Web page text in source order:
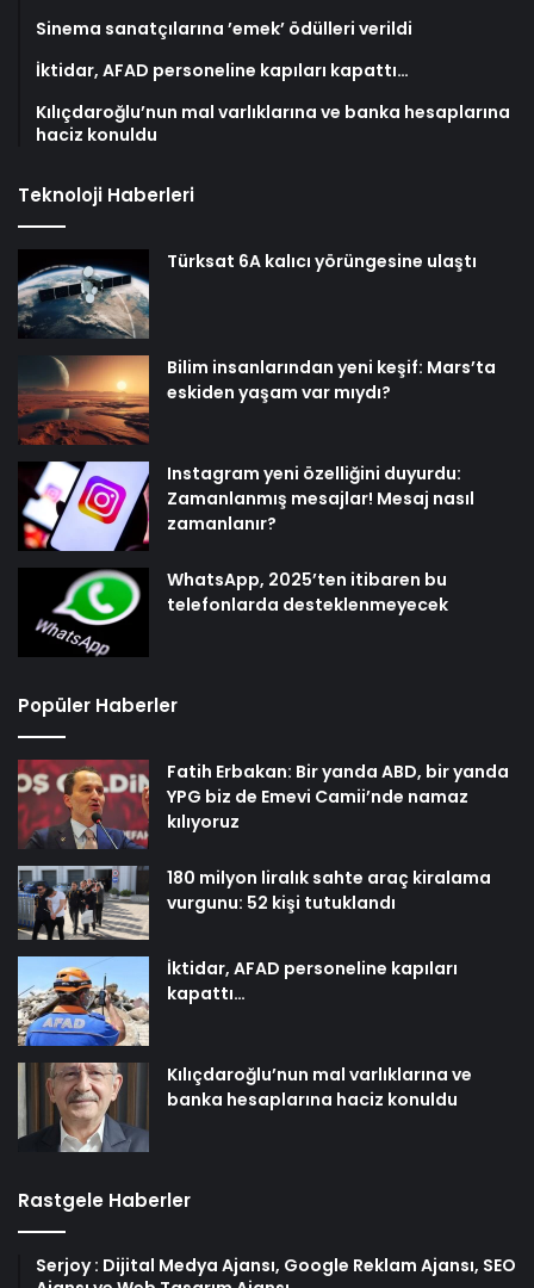
Sinema sanatçılarına ’emek’ ödülleri verildi
İktidar, AFAD personeline kapıları kapattı…
Kılıçdaroğlu’nun mal varlıklarına ve banka hesaplarına
haciz konuldu
Teknoloji Haberleri
Türksat 6A kalıcı yörüngesine ulaştı
Bilim insanlarından yeni keşif: Mars’ta
eskiden yaşam var mıydı?
Instagram yeni özelliğini duyurdu:
Zamanlanmış mesajlar! Mesaj nasıl
zamanlanır?
WhatsApp, 2025’ten itibaren bu
telefonlarda desteklenmeyecek
Popüler Haberler
Fatih Erbakan: Bir yanda ABD, bir yanda
YPG biz de Emevi Camii’nde namaz
kılıyoruz
180 milyon liralık sahte araç kiralama
vurgunu: 52 kişi tutuklandı
İktidar, AFAD personeline kapıları
kapattı…
Kılıçdaroğlu’nun mal varlıklarına ve
banka hesaplarına haciz konuldu
Rastgele Haberler
Serjoy : Dijital Medya Ajansı, Google Reklam Ajansı, SEO